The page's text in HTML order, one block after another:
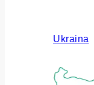
Ukraina